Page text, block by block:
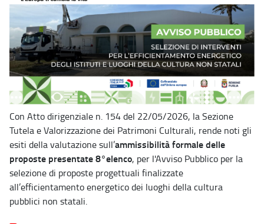
Con Atto dirigenziale n. 154 del 22/05/2026, la Sezione
Tutela e Valorizzazione dei Patrimoni Culturali, rende noti gli
esiti della valutazione sull’ammissibilità formale delle
proposte presentate 8°elenco, per l'Avviso Pubblico per la
selezione di proposte progettuali finalizzate
all’efficientamento energetico dei luoghi della cultura
pubblici non statali.